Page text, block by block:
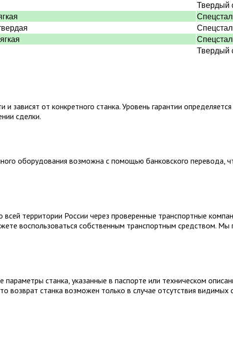
Твердый
Твердый
зависят от конкретного станка. Уровень гарантии
сделки.
оборудования возможна с помощью банковского перевода,
территории России через проверенные транспортные
воспользоваться собственным транспортным средством. Мы
станка, указанные в паспорте или техническом
станка возможен только в случае отсутствия видимых